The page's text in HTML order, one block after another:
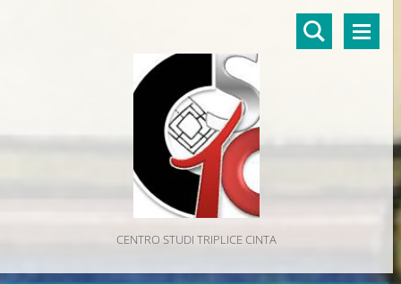
CENTRO STUDI TRIPLICE CINTA